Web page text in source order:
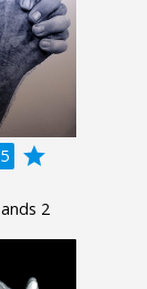
5
grade
2